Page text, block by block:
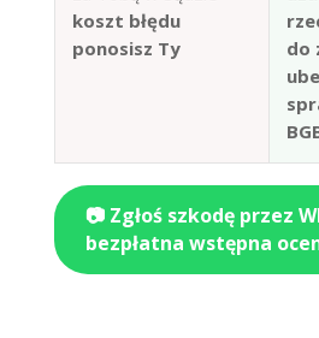
koszt błędu
ponosisz Ty
do
📷 Zgłoś szkodę przez
bezpłatna wstępna